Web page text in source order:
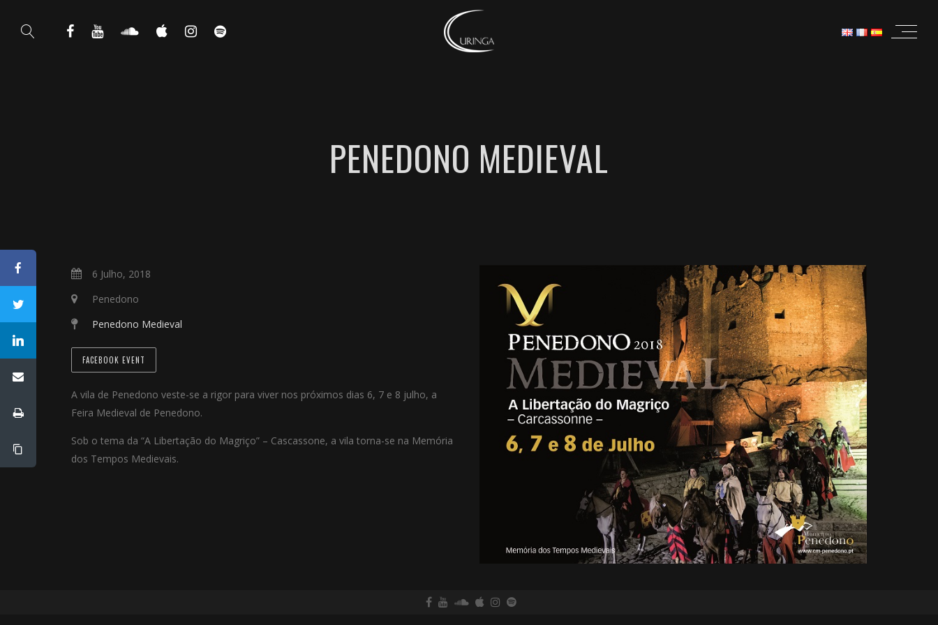
PENEDONO MEDIEVAL
6 Julho, 2018
Penedono
Penedono Medieval
FACEBOOK EVENT
A vila de Penedono veste-se a rigor para viver nos próximos dias 6, 7 e 8 julho, a
Feira Medieval de Penedono.
Sob o tema da “A Libertação do Magriço” – Cascassone, a vila torna-se na Memória
dos Tempos Medievais.